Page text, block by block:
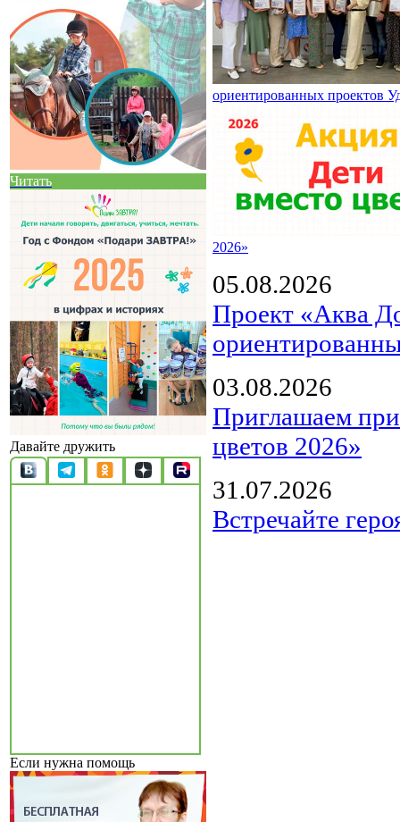
Читать
Давайте дружить
Если нужна помощь
ориентированных проектов
2026»
05.08.2026
Проект «Аква
03.08.2026
Приглашаем
цветов 2026»
31.07.2026
Встречайте